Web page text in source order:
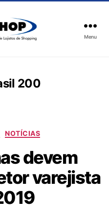
Menu
200
NOTÍCIAS
devem
varejista